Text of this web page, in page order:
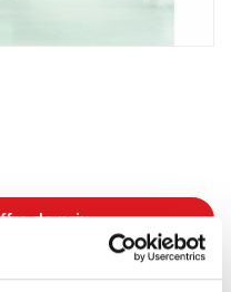
de prix